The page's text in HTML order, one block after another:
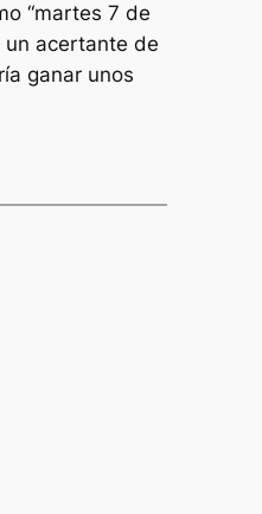
“martes 7 de
un acertante de
ganar unos